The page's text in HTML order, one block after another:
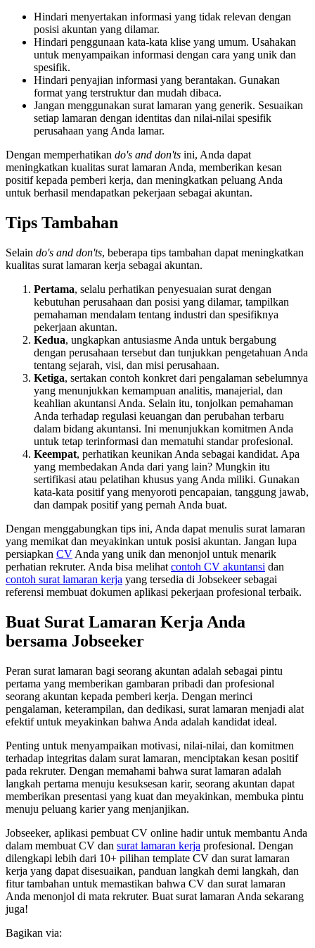
Hindari menyertakan informasi yang tidak relevan dengan
posisi akuntan yang dilamar.
Hindari penggunaan kata-kata klise yang umum. Usahakan
untuk menyampaikan informasi dengan cara yang unik dan
spesifik.
Hindari penyajian informasi yang berantakan. Gunakan
format yang terstruktur dan mudah dibaca.
Jangan menggunakan surat lamaran yang generik. Sesuaikan
setiap lamaran dengan identitas dan nilai-nilai spesifik
perusahaan yang Anda lamar.
Dengan memperhatikan do's and don'ts ini, Anda dapat
meningkatkan kualitas surat lamaran Anda, memberikan kesan
positif kepada pemberi kerja, dan meningkatkan peluang Anda
untuk berhasil mendapatkan pekerjaan sebagai akuntan.
Tips Tambahan
Selain do's and don'ts, beberapa tips tambahan dapat meningkatkan
kualitas surat lamaran kerja sebagai akuntan.
Pertama, selalu perhatikan penyesuaian surat dengan
kebutuhan perusahaan dan posisi yang dilamar, tampilkan
pemahaman mendalam tentang industri dan spesifiknya
pekerjaan akuntan.
Kedua, ungkapkan antusiasme Anda untuk bergabung
dengan perusahaan tersebut dan tunjukkan pengetahuan Anda
tentang sejarah, visi, dan misi perusahaan.
Ketiga, sertakan contoh konkret dari pengalaman sebelumnya
yang menunjukkan kemampuan analitis, manajerial, dan
keahlian akuntansi Anda. Selain itu, tonjolkan pemahaman
Anda terhadap regulasi keuangan dan perubahan terbaru
dalam bidang akuntansi. Ini menunjukkan komitmen Anda
untuk tetap terinformasi dan mematuhi standar profesional.
Keempat, perhatikan keunikan Anda sebagai kandidat. Apa
yang membedakan Anda dari yang lain? Mungkin itu
sertifikasi atau pelatihan khusus yang Anda miliki. Gunakan
kata-kata positif yang menyoroti pencapaian, tanggung jawab,
dan dampak positif yang pernah Anda buat.
Dengan menggabungkan tips ini, Anda dapat menulis surat lamaran
yang memikat dan meyakinkan untuk posisi akuntan. Jangan lupa
persiapkan CV Anda yang unik dan menonjol untuk menarik
perhatian rekruter. Anda bisa melihat contoh CV akuntansi dan
contoh surat lamaran kerja yang tersedia di Jobsekeer sebagai
referensi membuat dokumen aplikasi pekerjaan profesional terbaik.
Buat Surat Lamaran Kerja Anda
bersama Jobseeker
Peran surat lamaran bagi seorang akuntan adalah sebagai pintu
pertama yang memberikan gambaran pribadi dan profesional
seorang akuntan kepada pemberi kerja. Dengan merinci
pengalaman, keterampilan, dan dedikasi, surat lamaran menjadi alat
efektif untuk meyakinkan bahwa Anda adalah kandidat ideal.
Penting untuk menyampaikan motivasi, nilai-nilai, dan komitmen
terhadap integritas dalam surat lamaran, menciptakan kesan positif
pada rekruter. Dengan memahami bahwa surat lamaran adalah
langkah pertama menuju kesuksesan karir, seorang akuntan dapat
memberikan presentasi yang kuat dan meyakinkan, membuka pintu
menuju peluang karier yang menjanjikan.
Jobseeker, aplikasi pembuat CV online hadir untuk membantu Anda
dalam membuat CV dan surat lamaran kerja profesional. Dengan
dilengkapi lebih dari 10+ pilihan template CV dan surat lamaran
kerja yang dapat disesuaikan, panduan langkah demi langkah, dan
fitur tambahan untuk memastikan bahwa CV dan surat lamaran
Anda menonjol di mata rekruter. Buat surat lamaran Anda sekarang
juga!
Bagikan via: